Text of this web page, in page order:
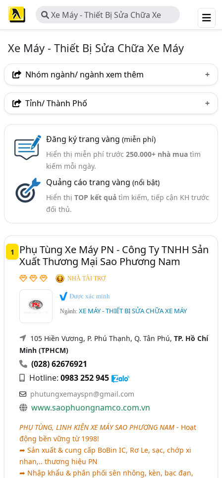
Xe Máy - Thiết Bị Sửa Chữa Xe
Máy
Xe Máy - Thiết Bị Sửa Chữa Xe Máy
Nhóm ngành/ ngành xem thêm
Ngành nghề
Ngành xem thêm
Ô Tô - Thiết Bị Sửa Chữa Ô Tô (124)
Tỉnh/ Thành Phố
Tp. Đà Nẵng
Bà Rịa-Vũng Tàu
Đăng ký trang vàng (miễn phí)
Hiển thị miễn phí trước 250.000+ nhà muatìm
kiếm mỗi ngày.
Quảng cáo trang vàng (nổi bật)
Hiển thị TOP kết quảtìm kiếm, tiếp cận KH trước
đối thủ.
1
Phụ Tùng Xe Máy PN - Công Ty TNHH Sản
Xuất Thương Mại Sao Phương Nam
NHÀ TÀI TRỢ
Được xác minh
Ngành:XE MÁY - THIẾT BỊ SỬA CHỮA XE MÁY
105 Hiền Vương, P. Phú Thạnh, Q. Tân Phú,TP. Hồ Chí
Minh (TPHCM)
(028) 62676921
Hotline:0983 252 945
phutungxemayspn@gmail.com
www.saophuongnamco.com.vn
PHỤ TÙNG, LINH KIỆN XE MÁY SAO PHƯƠNG NAM - Hoạt
động bền vững từ 1998!
➦ Sản xuất & cung cấp BoBin IC, Rơ Le, sạc, chớp xi
nhan,.. thương hiệu PN
➦ Nhập khẩu & phân phối sên nhông, kèn, bạc đạn,